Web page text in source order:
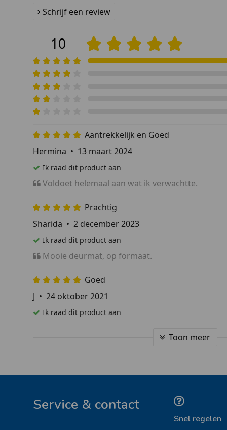
Schrijf een review
10
Aantrekkelijk en Goed
Hermina • 13 maart 2024
Ik raad dit product aan
Voldoet helemaal aan wat ik verwachtte.
Prachtig
Sharida • 2 december 2023
Ik raad dit product aan
Mooie deurmat, op formaat.
Goed
J • 24 oktober 2021
Ik raad dit product aan
Toon meer
Service & contact
Snel regelen